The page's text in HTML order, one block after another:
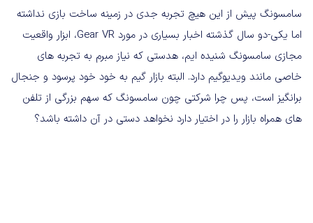
سامسونگ پیش از این هیچ تجربه جدی در زمینه ساخت بازی نداشته
اما یکی-دو سال گذشته اخبار بسیاری در مورد Gear VR، ابزار واقعیت
مجازی سامسونگ شنیده ایم، هدستی که نیاز مبرم به تجربه های
خاصی مانند ویدیوگیم دارد. البته بازار گیم به خود خود پرسود و جنجال
برانگیز است، پس چرا شرکتی چون سامسونگ که سهم بزرگی از تلفن
های همراه بازار را در اختیار دارد نخواهد دستی در آن داشته باشد؟